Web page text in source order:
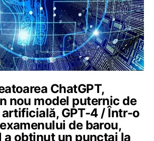
ChatGPT,
nou model puternic de
GPT-4 / Într-o
de barou,
a obținut un punctaj la